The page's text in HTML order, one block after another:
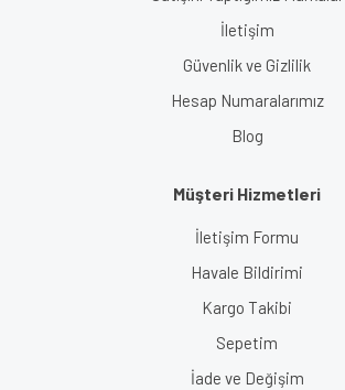
İletişim
Güvenlik ve Gizlilik
Hesap Numaralarımız
Blog
Müşteri Hizmetleri
İletişim Formu
Havale Bildirimi
Kargo Takibi
Sepetim
İade ve Değişim